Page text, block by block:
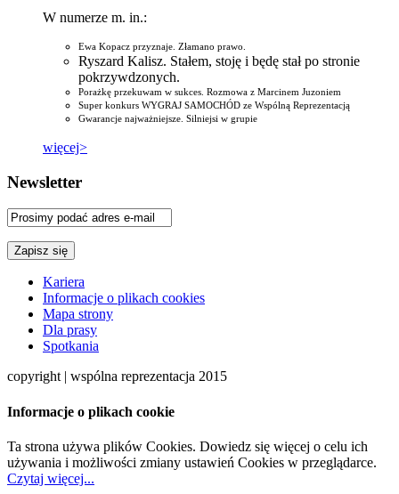
W numerze m. in.:
Ewa Kopacz przyznaje. Złamano prawo.
Ryszard Kalisz. Stałem, stoję i będę stał po stronie
pokrzywdzonych.
Porażkę przekuwam w sukces. Rozmowa z Marcinem Juzoniem
Super konkurs WYGRAJ SAMOCHÓD ze Wspólną Reprezentacją
Gwarancje najważniejsze. Silniejsi w grupie
więcej>
Newsletter
Kariera
Informacje o plikach cookies
Mapa strony
Dla prasy
Spotkania
copyright | wspólna reprezentacja 2015
Informacje o plikach cookie
Ta strona używa plików Cookies. Dowiedz się więcej o celu ich
używania i możliwości zmiany ustawień Cookies w przeglądarce.
Czytaj więcej...